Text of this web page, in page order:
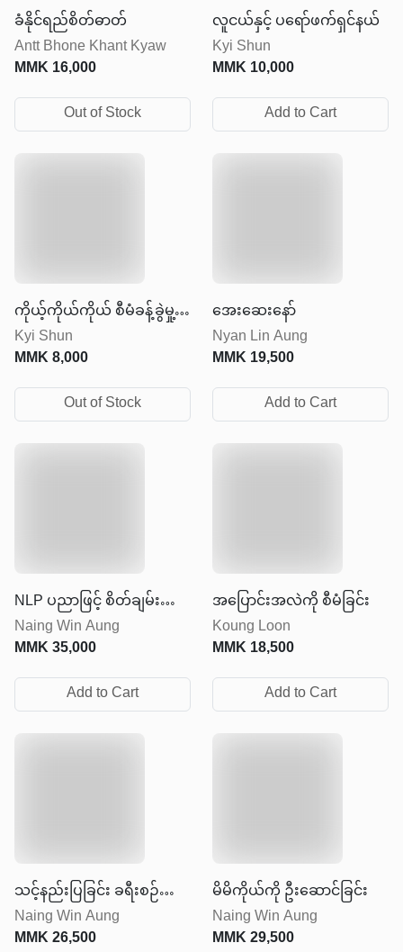
ခံနိုင်ရည်စိတ်ဓာတ်
Antt Bhone Khant Kyaw
MMK16,000
Out of Stock
လူငယ်နှင့် ပရော်ဖက်ရှင်နယ်
Kyi Shun
MMK10,000
Add to Cart
ကိုယ့်ကိုယ်ကိုယ် စီမံခန့်ခွဲမှု့
ပညာ
Kyi Shun
MMK8,000
Out of Stock
အေးဆေးနော်
Nyan Lin Aung
MMK19,500
Add to Cart
NLP ပညာဖြင့် စိတ်ချမ်းသာ
ပျော်ရွှင်သော စုံတွဲဆက်ဆံ
ရေး တည်ဆောက်ခြင်း
Naing Win Aung
MMK35,000
Add to Cart
အပြောင်းအလဲကို စီမံခြင်း
Koung Loon
MMK18,500
Add to Cart
သင့်နည်းပြခြင်း ခရီးစဉ်
အတွက် လမ်းပြမြေပုံ
Naing Win Aung
MMK26,500
မိမိကိုယ်ကို ဦးဆောင်ခြင်း
Naing Win Aung
MMK29,500